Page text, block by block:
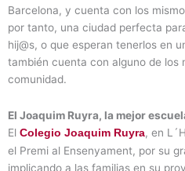
Barcelona, y cuenta con los
por tanto, una ciudad perfecta
hij@s, o que esperan tenerlos en
también cuenta con alguno de los
comunidad.
El Joaquim Ruyra, la mejor
El Colegio Joaquim Ruyra, en
el Premi al Ensenyament, por su
implicando a las familias en su